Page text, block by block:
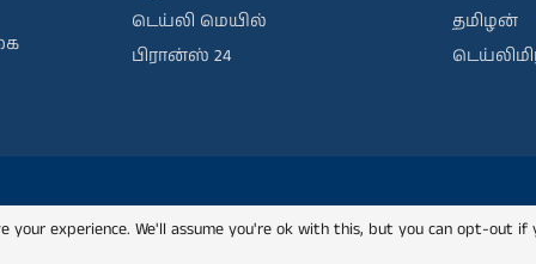
டெய்லி மெயில்
பிரான்ஸ் 24
தமிழன்
your experience. We'll assume you're ok with this, but you can opt-out if